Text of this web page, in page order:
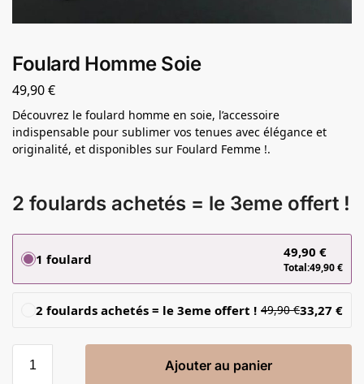
Foulard Homme Soie
49,90€
Découvrez le foulard homme en soie, l’accessoire
indispensable pour sublimer vos tenues avec élégance et
originalité, et disponibles sur Foulard Femme !.
2 foulards achetés = le 3eme offert !
1 foulard 49,90 €
Total:49,90€
2 foulards achetés = le 3eme offert ! 49,90€33,27 €
Ajouter au panier